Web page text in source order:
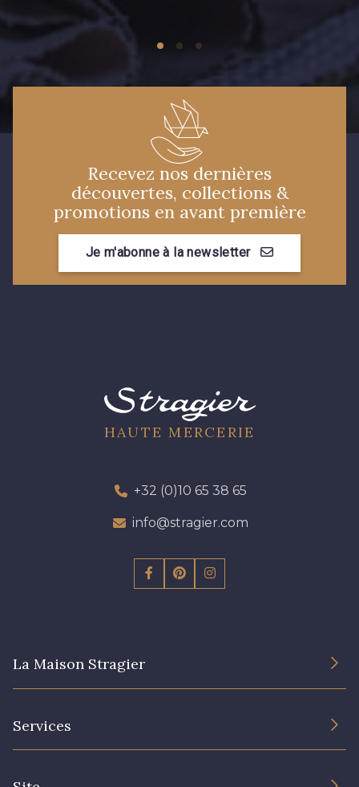
Recevez nos dernières
découvertes, collections &
promotions en avant première
Je m'abonne à la newsletter
HAUTE MERCERIE
+32 (0)10 65 38 65
info@stragier.com
La Maison Stragier
Services